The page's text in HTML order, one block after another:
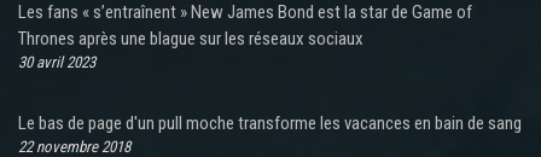
Les fans « s’entraînent » New James Bond est la star de Game of
Thrones après une blague sur les réseaux sociaux
30 avril 2023
Le bas de page d'un pull moche transforme les vacances en bain de sang
22 novembre 2018